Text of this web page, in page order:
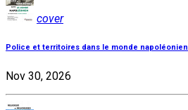
cover
Police et territoires dans le monde napoléonien
Nov 30, 2026